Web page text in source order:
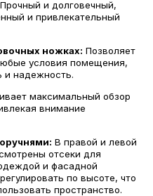
Прочный и долговечный,
и привлекательный
ножках: Позволяет
условия помещения,
и надежность.
максимальный обзор
внимание
В правой и левой
отсеки для
и фасадной
по высоте, что
пространство.